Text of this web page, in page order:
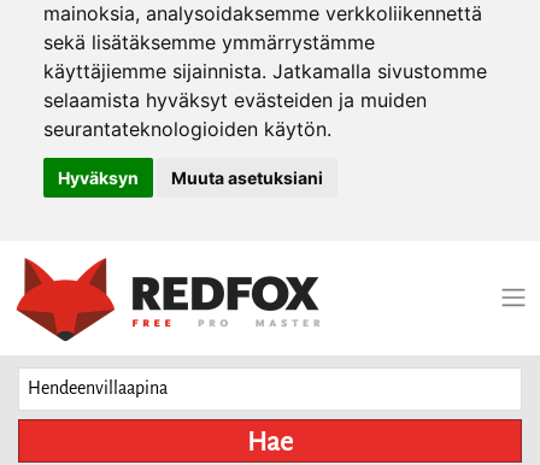
mainoksia, analysoidaksemme verkkoliikennettä
sekä lisätäksemme ymmärrystämme
käyttäjiemme sijainnista. Jatkamalla sivustomme
selaamista hyväksyt evästeiden ja muiden
seurantateknologioiden käytön.
Hyväksyn Muuta asetuksiani
Hae